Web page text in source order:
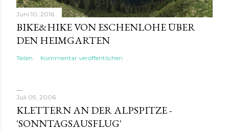
Juni 10, 2016
BIKE&HIKE VON ESCHENLOHE ÜBER
DEN HEIMGARTEN
Teilen Kommentar veröffentlichen
Juli 09, 2006
KLETTERN AN DER ALPSPITZE -
'SONNTAGSAUSFLUG'